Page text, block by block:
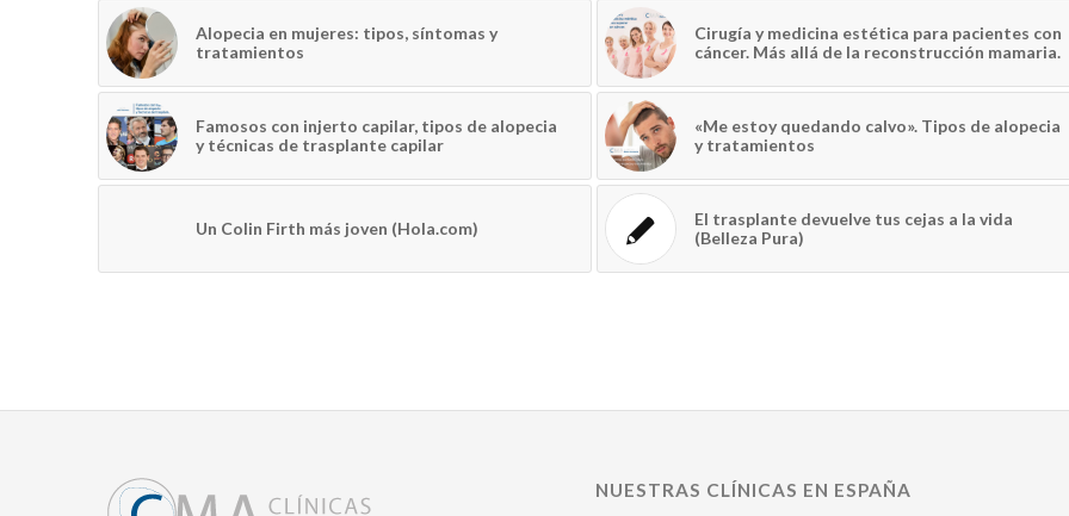
Alopecia en mujeres: tipos, síntomas y
tratamientos
Cirugía y medicina estética para pacientes con
cáncer. Más allá de la reconstrucción mamaria.
Famosos con injerto capilar, tipos de alopecia
y técnicas de trasplante capilar
«Me estoy quedando calvo». Tipos de alopecia
y tratamientos
Un Colin Firth más joven (Hola.com)
El trasplante devuelve tus cejas a la vida
(Belleza Pura)
NUESTRAS CLÍNICAS EN ESPAÑA